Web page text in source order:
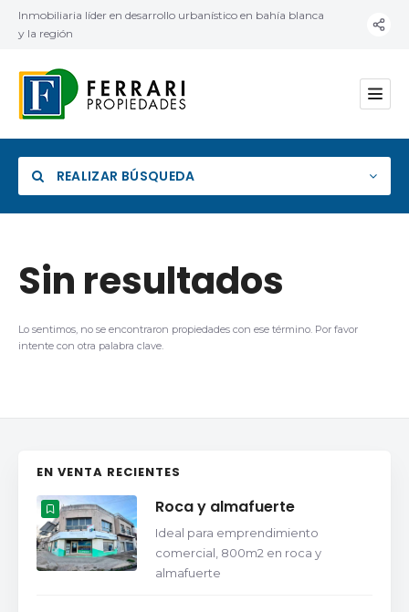
Inmobiliaria líder en desarrollo urbanístico en bahía blanca
y la región
REALIZAR BÚSQUEDA
Ubicación
Buscar
Sin resultados
Lo sentimos, no se encontraron propiedades con ese término. Por favor
intente con otra palabra clave.
EN VENTA RECIENTES
Roca y almafuerte
Ideal para emprendimiento
comercial, 800m2 en roca y
almafuerte